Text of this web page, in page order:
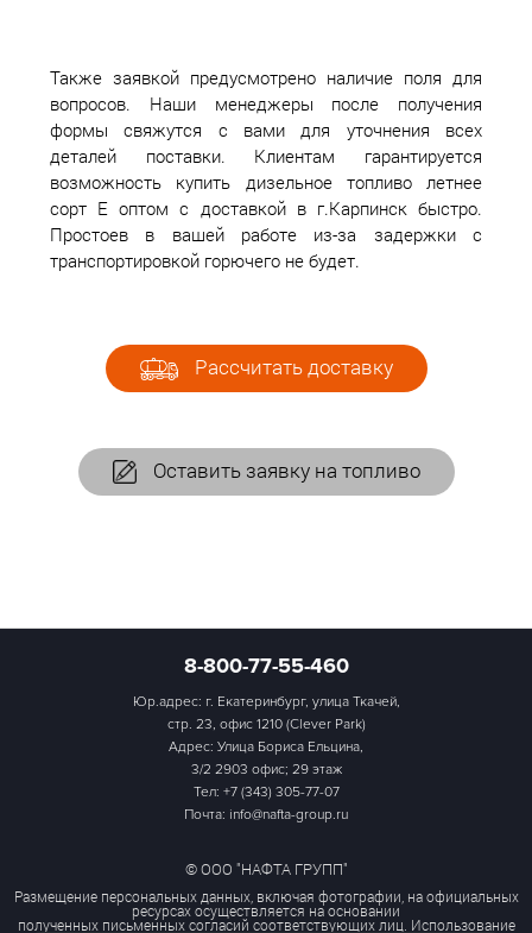
Также заявкой предусмотрено наличие поля для
вопросов. Наши менеджеры после получения
формы свяжутся с вами для уточнения всех
деталей поставки. Клиентам гарантируется
возможность купить дизельное топливо летнее
сорт Е оптом с доставкой в г.Карпинск быстро.
Простоев в вашей работе из-за задержки с
транспортировкой горючего не будет.
Рассчитать доставку
Оставить заявку на топливо
8-800-77-55-460
Юр.адрес: г. Екатеринбург, улица Ткачей,
стр. 23, офис 1210 (Clever Park)
Адрес: Улица Бориса Ельцина,
3/2 2903 офис; 29 этаж
Тел: +7 (343) 305-77-07
Почта: info@nafta-group.ru
© ООО "НАФТА ГРУПП"
Размещение персональных данных, включая фотографии, на официальных
ресурсах осуществляется на основании
полученных письменных согласий соответствующих лиц. Использование